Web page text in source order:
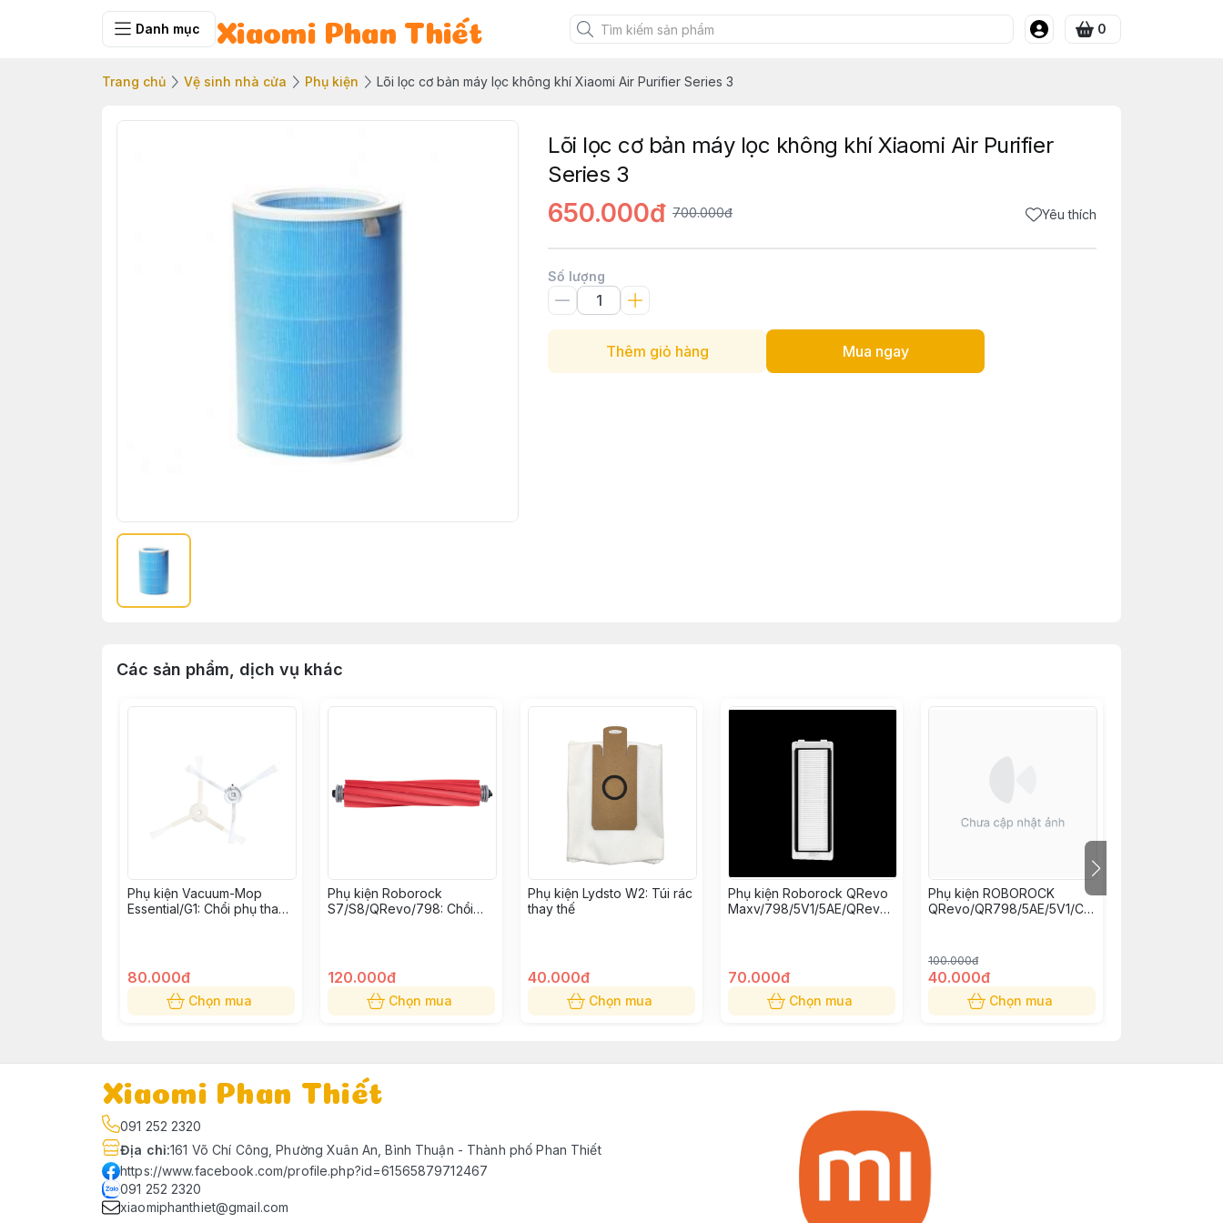
Danh mục Xiaomi Phan Thiết 0
Trang chủ Vệ sinh nhà cửa Phụ kiện Lõi lọc cơ bản máy lọc không khí Xiaomi Air Purifier Series 3
Lõi lọc cơ bản máy lọc không khí Xiaomi Air Purifier
Series 3
650.000đ 700.000đ Yêu thích
Số lượng
Thêm giỏ hàng Mua ngay
Các sản phẩm, dịch vụ khác
Phụ kiện Vacuum-Mop
Essential/G1: Chổi phụ thay
80.000đ
Chọn mua
Phụ kiện Roborock
S7/S8/QRevo/798: Chổi
120.000đ
Chọn mua
Phụ kiện Lydsto W2: Túi rác
thay thế
40.000đ
Chọn mua
Phụ kiện Roborock QRevo
Maxv/798/5V1/5AE/QRevo
70.000đ
Chọn mua
Phụ kiện ROBOROCK
QRevo/QR798/5AE/5V1/C
100.000đ
40.000đ
Chọn mua
Xiaomi Phan Thiết
091 252 2320
Địa chỉ:161 Võ Chí Công, Phường Xuân An, Bình Thuận - Thành phố Phan Thiết
https://www.facebook.com/profile.php?id=61565879712467
091 252 2320
xiaomiphanthiet@gmail.com